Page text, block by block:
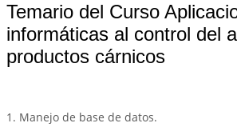
Temario del Curso
informáticas al control del
productos cárnicos
1. Manejo de base de datos.